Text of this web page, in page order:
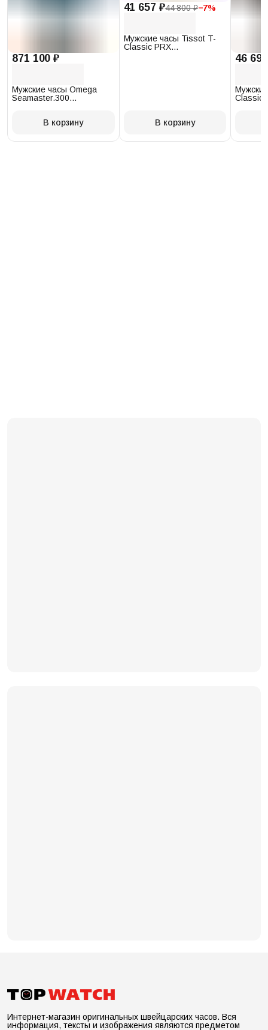
871 100 ₽
Мужские часы Omega
Seamaster.300
В корзину
41 657 ₽44 800 ₽−7%
Мужские часы Tissot T-
Classic PRX
В корзину
46
Classic
Интернет-магазин оригинальных швейцарских часов. Вся
информация, тексты и изображения являются предметом